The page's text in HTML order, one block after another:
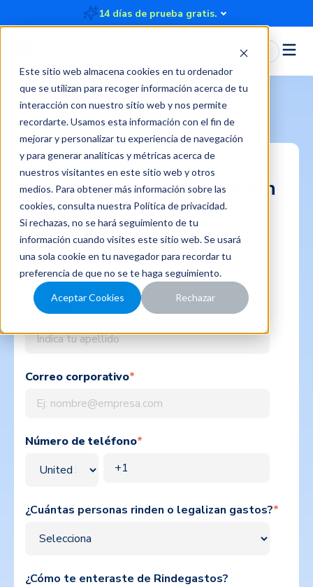
Este sitio web almacena cookies en tu ordenador
que se utilizan para recoger información acerca de tu
interacción con nuestro sitio web y nos permite
recordarte. Usamos esta información con el fin de
mejorar y personalizar tu experiencia de navegación
y para generar analíticas y métricas acerca de
nuestros visitantes en este sitio web y otros
medios. Para obtener más información sobre las
cookies, consulta nuestra Política de privacidad.
Si rechazas, no se hará seguimiento de tu
información cuando visites este sitio web. Se usará
una sola cookie en tu navegador para recordar tu
preferencia de que no se te haga seguimiento.
Aceptar Cookies Rechazar
14 días de prueba gratis.
Iniciar Sesión
Tenemos el plan perfecto
paraoptimizar tu operación
financiera.
Nombre*
Apellido*
Correo corporativo*
Número de teléfono*
¿Cuántas personas rinden o legalizan gastos?*
¿Cómo te enteraste de Rindegastos?